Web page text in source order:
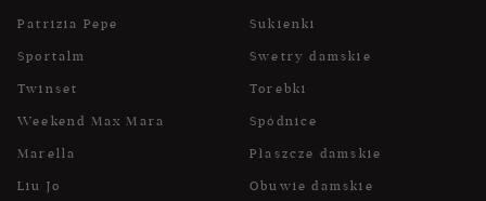
Patrizia Pepe
Sportalm
Twinset
Weekend Max Mara
Marella
Liu Jo
Sukienki
Swetry damskie
Torebki
Spódnice
Płaszcze damskie
Obuwie damskie